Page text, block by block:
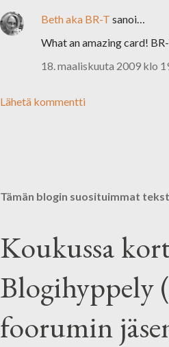
Beth aka BR-T sanoi…
What an amazing card!
18. maaliskuuta 2009 klo
Lähetä kommentti
Tämän blogin suosituimmat
Koukussa
Blogihyppely
foorumin